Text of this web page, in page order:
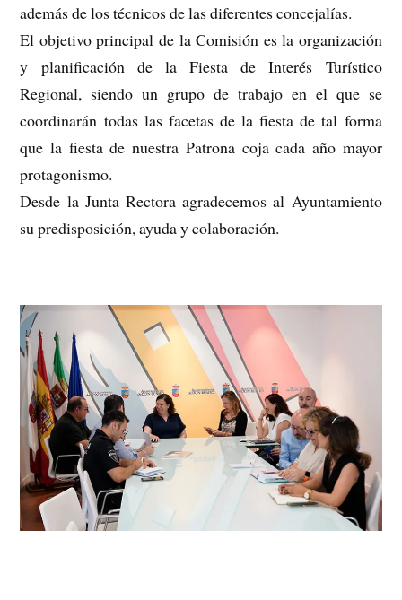
además de los técnicos de las diferentes concejalías.
El objetivo principal de la Comisión es la organización
y planificación de la Fiesta de Interés Turístico
Regional, siendo un grupo de trabajo en el que se
coordinarán todas las facetas de la fiesta de tal forma
que la fiesta de nuestra Patrona coja cada año mayor
protagonismo.
Desde la Junta Rectora agradecemos al Ayuntamiento
su predisposición, ayuda y colaboración.